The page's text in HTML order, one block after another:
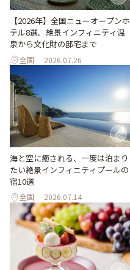
【2026年】全国ニューオープンホ
テル8選。絶景インフィニティ温
泉から文化財の邸宅まで
全国 2026.07.26
海と空に癒される、一度は泊まり
たい絶景インフィニティプールの
宿10選
全国 2026.07.14